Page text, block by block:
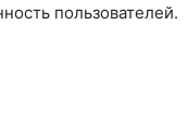
пользователей.